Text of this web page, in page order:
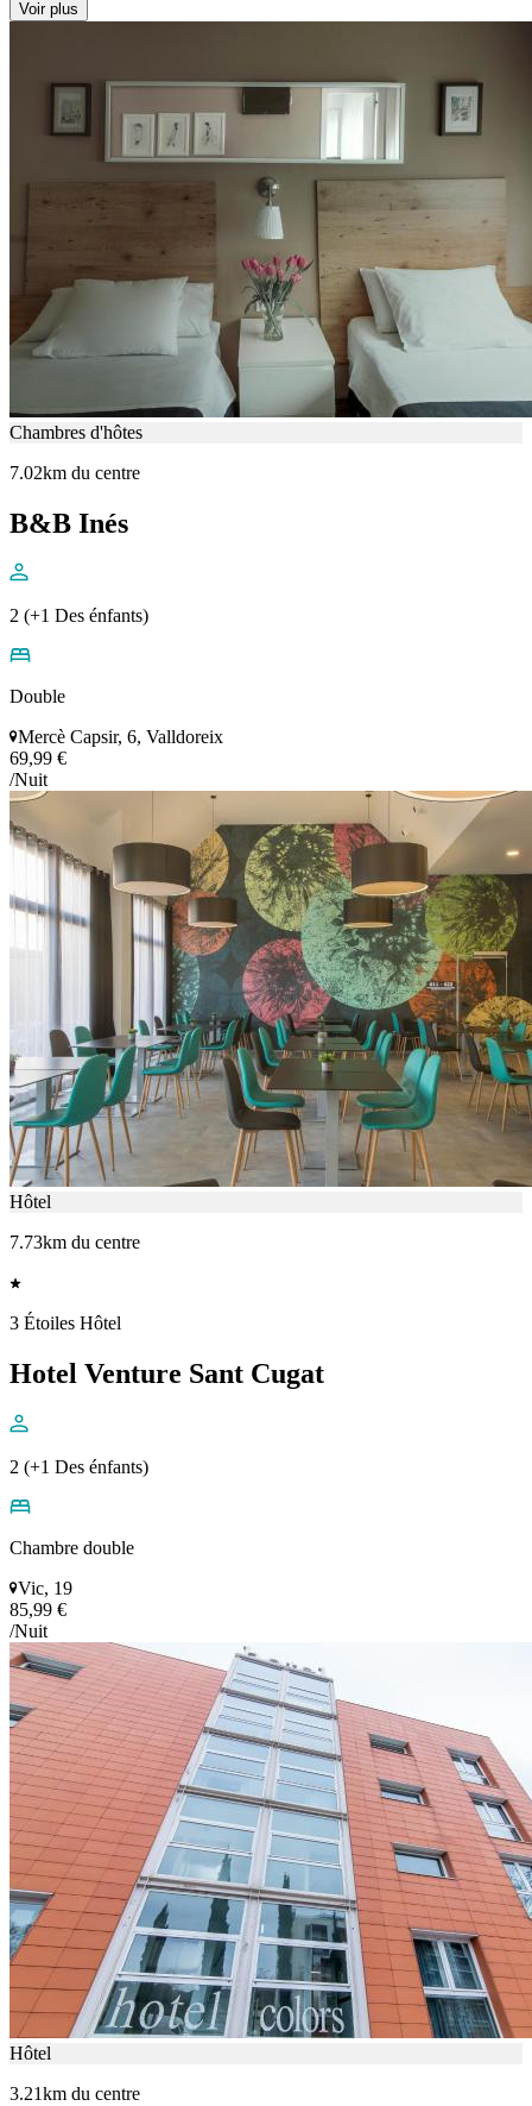
Voir plus
Chambres d'hôtes
7.02km du centre
B&B Inés
2 (+1 Des énfants)
Double
Mercè Capsir, 6, Valldoreix
69,99 €
/Nuit
Hôtel
7.73km du centre
3 Étoiles Hôtel
Hotel Venture Sant Cugat
2 (+1 Des énfants)
Chambre double
Vic, 19
85,99 €
/Nuit
Hôtel
3.21km du centre